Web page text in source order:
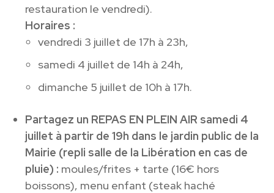
restauration le vendredi).
Horaires :
vendredi 3 juillet de 17h à 23h,
samedi 4 juillet de 14h à 24h,
dimanche 5 juillet de 10h à 17h.
Partagez un REPAS EN PLEIN AIR samedi 4
juillet à partir de 19h dans le jardin public de la
Mairie (repli salle de la Libération en cas de
pluie) : moules/frites + tarte (16€ hors
boissons), menu enfant (steak haché